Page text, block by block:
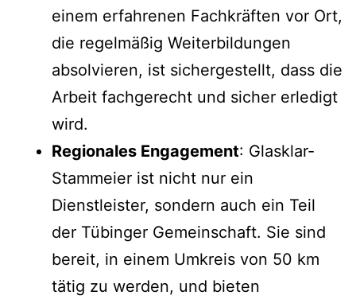
einem erfahrenen Fachkräften vor Ort,
die regelmäßig Weiterbildungen
absolvieren, ist sichergestellt, dass die
Arbeit fachgerecht und sicher erledigt
wird.
Regionales Engagement: Glasklar-
Stammeier ist nicht nur ein
Dienstleister, sondern auch ein Teil
der Tübinger Gemeinschaft. Sie sind
bereit, in einem Umkreis von 50 km
tätig zu werden, und bieten